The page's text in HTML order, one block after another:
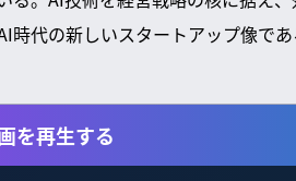
代の新しいスタートアップ像であ
を再生する